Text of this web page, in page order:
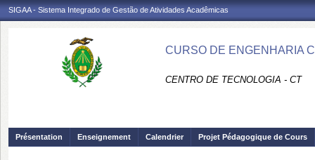
SIGAA - Sistema Integrado de Gestão de Atividades Acadêmicas
CURSO DE ENGENHARIA
CENTRO DE TECNOLOGIA - CT
Présentation Enseignement Calendrier Projet Pédagogique de Cours